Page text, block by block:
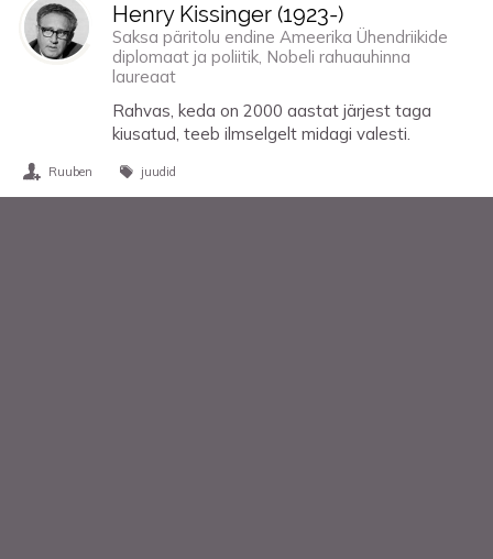
Henry Kissinger (1923-)
Saksa päritolu endine Ameerika Ühendriikide
diplomaat ja poliitik, Nobeli rahuauhinna
laureaat
Rahvas, keda on 2000 aastat järjest taga
kiusatud, teeb ilmselgelt midagi valesti.
Ruuben juudid